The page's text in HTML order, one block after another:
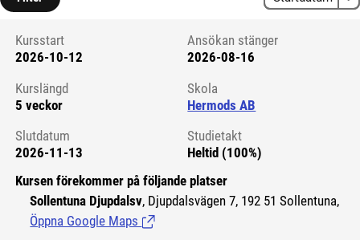
Kursstart 6176093
Kursstart
2026-10-12
Ansökan stänger
2026-08-16
Kurslängd
5 veckor
Skola
Hermods AB
Slutdatum
2026-11-13
Studietakt
Heltid (100%)
Kursen förekommer på följande platser
Sollentuna Djupdalsv, Djupdalsvägen 7, 192 51 Sollentuna,
Öppna Google Maps (Länk till extern sida.)